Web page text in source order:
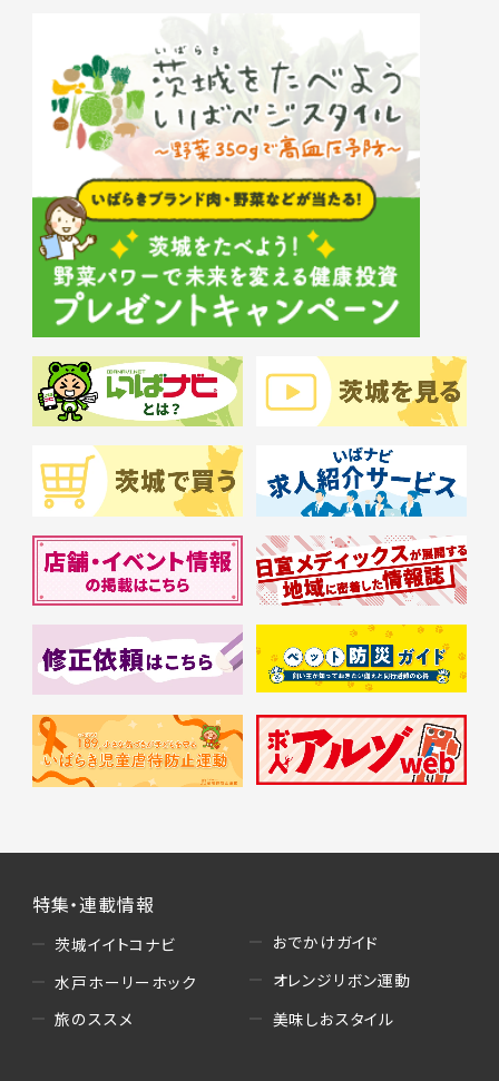
特集・連載情報
茨城イイトコナビ
水戸ホーリーホック
旅のススメ
おでかけガイド
オレンジリボン運動
美味しおスタイル